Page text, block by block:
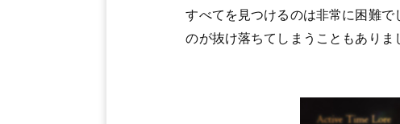
すべてを見つけるのは非常に困難
のが抜け落ちてしまうこともありま